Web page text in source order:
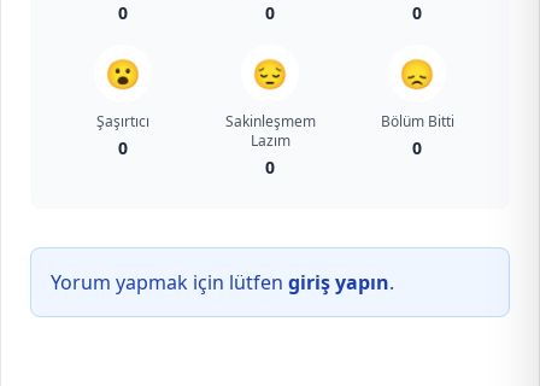
0 0 0
😮
Şaşırtıcı
0
😔
Sakinleşmem
Lazım
0
😞
Bölüm Bitti
0
Yorum yapmak için lütfen giriş yapın.